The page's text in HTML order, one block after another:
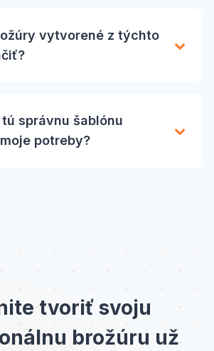
vytvorené z týchto
správnu šablónu
potreby?
tvoriť svoju
brožúru už